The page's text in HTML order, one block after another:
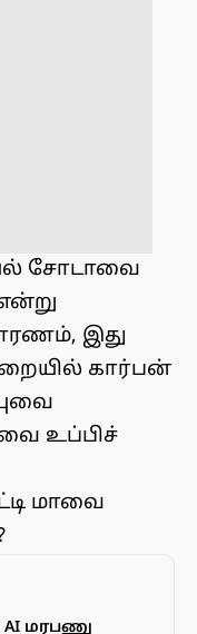
சோடாவை
இது
கார்பன்
உப்பிச்
மாவை
AI மரபணு